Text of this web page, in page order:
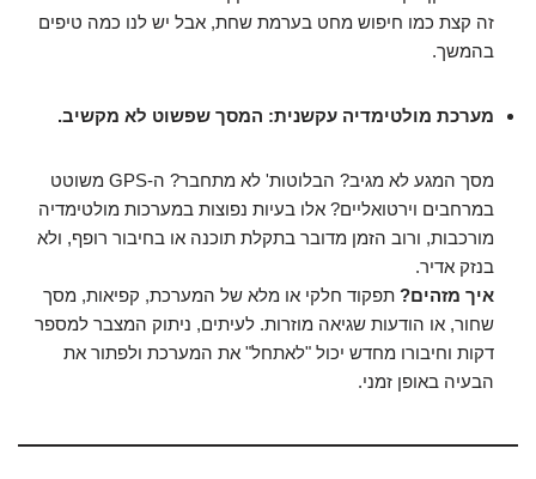
זה קצת כמו חיפוש מחט בערמת שחת, אבל יש לנו כמה טיפים
בהמשך.
מערכת מולטימדיה עקשנית: המסך שפשוט לא מקשיב.
מסך המגע לא מגיב? הבלוטות' לא מתחבר? ה-GPS משוטט
במרחבים וירטואליים? אלו בעיות נפוצות במערכות מולטימדיה
מורכבות, ורוב הזמן מדובר בתקלת תוכנה או בחיבור רופף, ולא
בנזק אדיר.
איך מזהים? תפקוד חלקי או מלא של המערכת, קפיאות, מסך
שחור, או הודעות שגיאה מוזרות. לעיתים, ניתוק המצבר למספר
דקות וחיבורו מחדש יכול "לאתחל" את המערכת ולפתור את
הבעיה באופן זמני.